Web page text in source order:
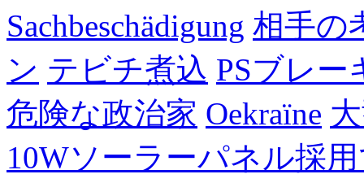
Sachbeschädigung 相手の
ン テビチ煮込 PSブレー
危険な政治家 Oekraïne
10Wソーラーパネル採